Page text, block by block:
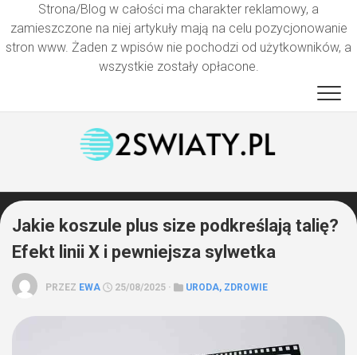
Strona/Blog w całości ma charakter reklamowy, a
zamieszczone na niej artykuły mają na celu pozycjonowanie
stron www. Żaden z wpisów nie pochodzi od użytkowników, a
wszystkie zostały opłacone.
Jakie koszule plus size podkreślają talię?
Efekt linii X i pewniejsza sylwetka
PRZEZ EWA 25/08/2025 · URODA, ZDROWIE